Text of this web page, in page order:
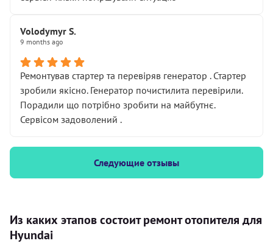
Volodymyr S.
9 months ago
Ремонтував стартер та перевіряв генератор . Стартер
зробили якісно. Генератор почистилита перевірили.
Порадили що потрібно зробити на майбутнє.
Сервісом задоволений .
Следующие отзывы
Из каких этапов состоит ремонт отопителя для
Hyundai